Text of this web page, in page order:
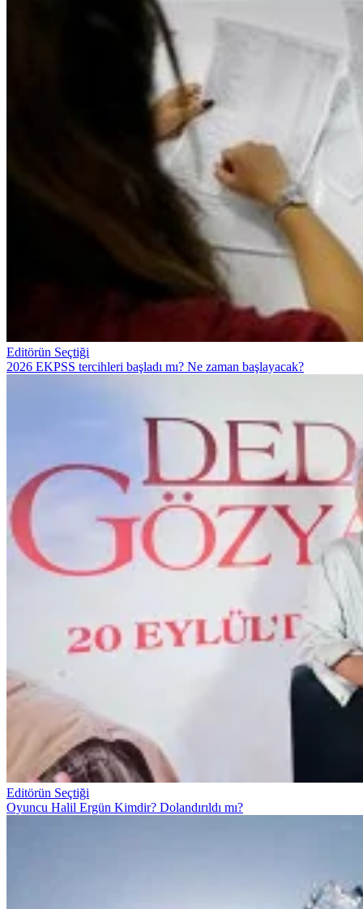
Editörün Seçtiği
2026 EKPSS tercihleri başladı mı? Ne zaman başlayacak?
Editörün Seçtiği
Oyuncu Halil Ergün Kimdir? Dolandırıldı mı?